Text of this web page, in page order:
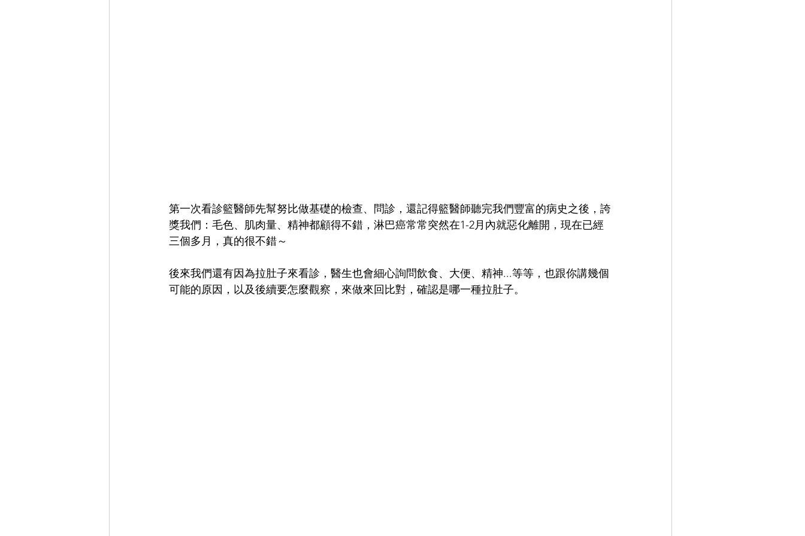
第一次看診籃醫師先幫努比做基礎的檢查、問診，還記得籃醫師聽完我們豐富的病史之後，誇
獎我們：毛色、肌肉量、精神都顧得不錯，淋巴癌常常突然在1-2月內就惡化離開，現在已經
三個多月，真的很不錯～
後來我們還有因為拉肚子來看診，醫生也會細心詢問飲食、大便、精神...等等，也跟你講幾個
可能的原因，以及後續要怎麼觀察，來做來回比對，確認是哪一種拉肚子。